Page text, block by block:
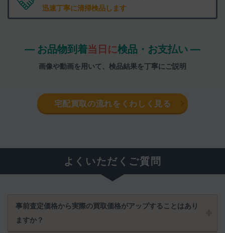
迅速丁寧に清掃検品します
― お品物到着当日に検品・お支払い ―
画像や動画を用いて、検品結果を丁寧にご説明
宅配買取の流れをくわしく見る
よくいただくご質問
事前査定価格から実際の買取価格がアップすることはあり
ますか？